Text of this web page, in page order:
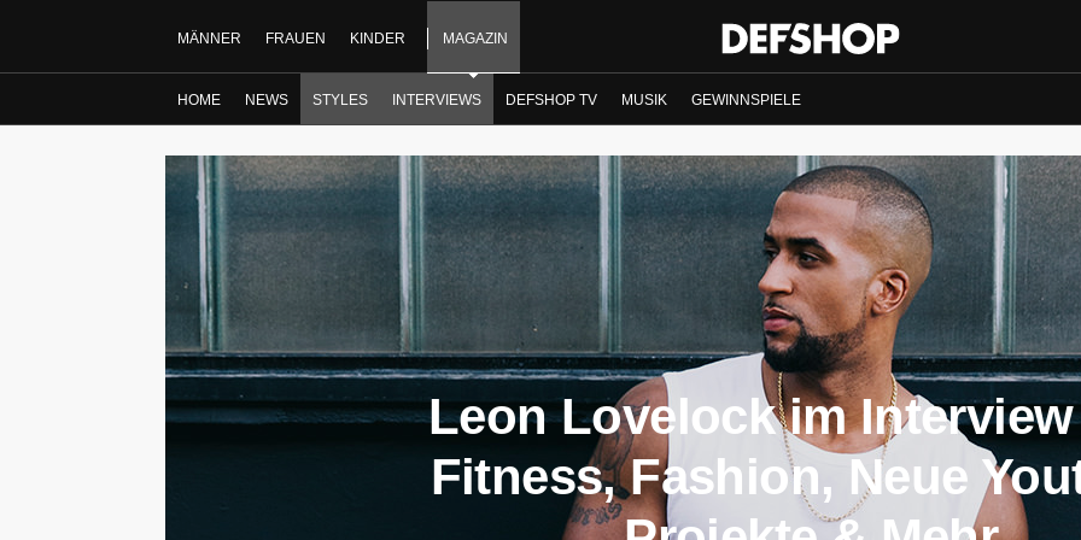
MÄNNER FRAUEN KINDER MAGAZIN
HOME NEWS STYLES INTERVIEWS DEFSHOP TV MUSIK GEWINNSPIELE
Leon Lovelock im
Fitness, Fashion, Neue